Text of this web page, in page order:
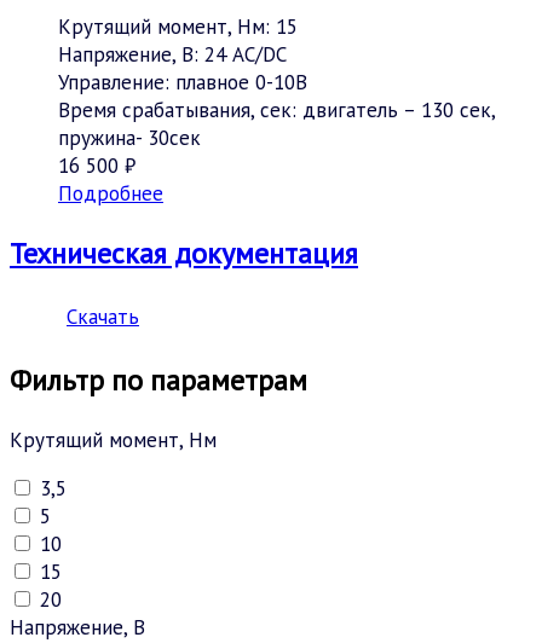
Крутящий момент, Нм: 15
Напряжение, В: 24 АC/DC
Управление: плавное 0-10В
Время срабатывания, сек: двигатель – 130 сек,
пружина- 30сек
16 500 ₽
Подробнее
Техническая документация
Скачать
Фильтр по параметрам
Крутящий момент, Нм
3,5
5
10
15
20
Напряжение, В